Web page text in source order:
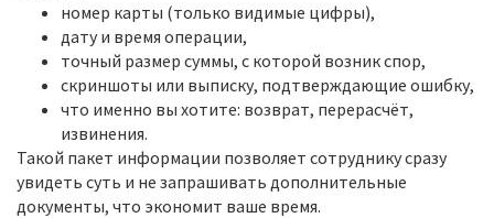
номер карты (только видимые цифры),
дату и время операции,
точный размер суммы, с которой возник спор,
скриншоты или выписку, подтверждающие ошибку,
что именно вы хотите: возврат, перерасчёт,
извинения.
Такой пакет информации позволяет сотруднику сразу
увидеть суть и не запрашивать дополнительные
документы, что экономит ваше время.